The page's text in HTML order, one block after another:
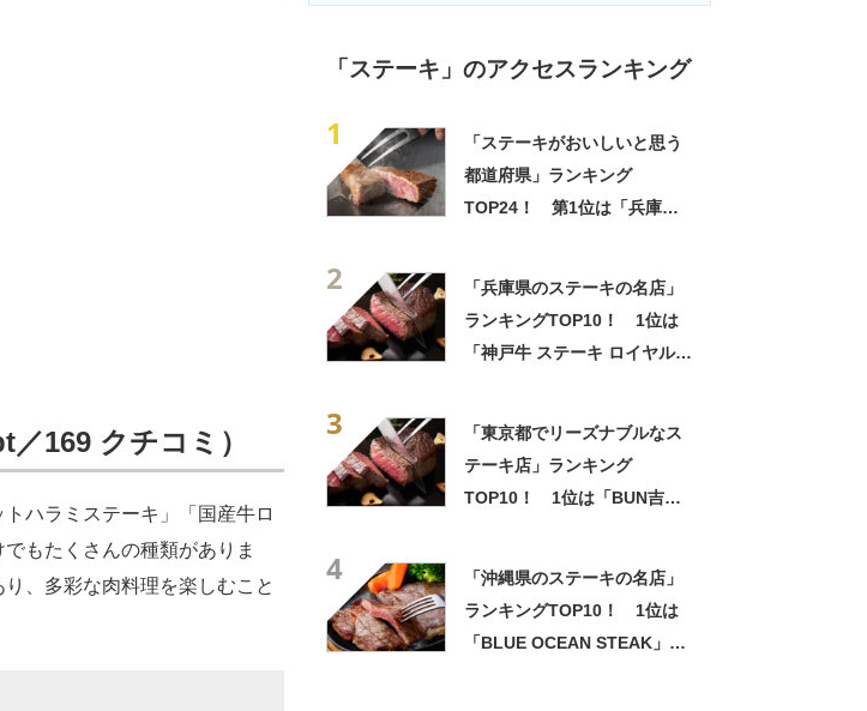
169 クチコミ）
ハラミステーキ」「国産牛ロ
もたくさんの種類がありま
、多彩な肉料理を楽しむこと
「ステーキ」のアクセスランキング
1
「ステーキがおいしいと思う
都道府県」ランキング
TOP24！ 第1位は「兵庫
2
「兵庫県のステーキの名店」
ランキングTOP10！ 1位は
「神戸牛 ステーキ ロイヤル
3
「東京都でリーズナブルなス
テーキ店」ランキング
TOP10！ 1位は「BUN吉」
4
「沖縄県のステーキの名店」
ランキングTOP10！ 1位は
「BLUE OCEAN STEAK」